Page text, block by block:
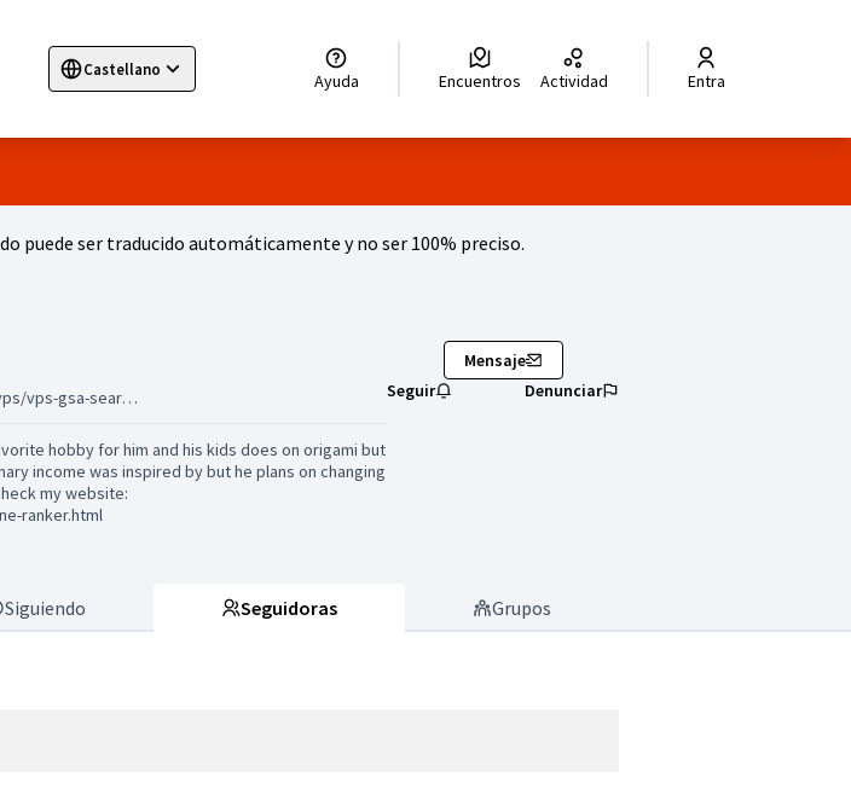
Castellano
Sprache wählenChoose language Elegir el idioma Choisir la langue Wybierz język Dil seçinizزبان را انتخاب کنید Ayuda Encuentros Actividad Entra
puede ser traducido automáticamente y no ser 100% preciso.
https://s3.wasabisys.com/gsaservps/vps-gsa-search-engine-ranker.html
hobby for him and his kids does on origami but
income was inspired by but he plans on changing
my website:
ranker.html
Mensaje
Seguir
Denunciar
Siguiendo Seguidoras Grupos